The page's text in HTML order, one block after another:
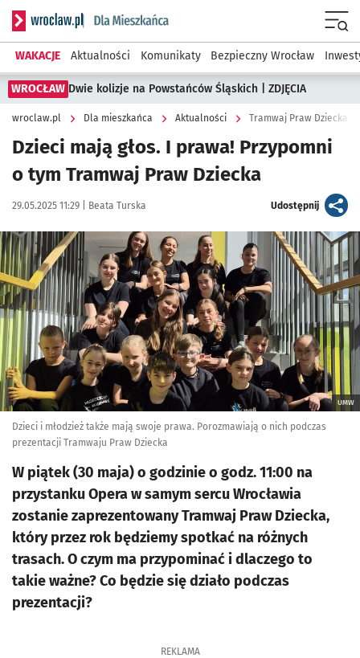
Serwis informacyjny wroclaw.pl podserwis: Dla mieszkańca
WAKACJE Aktualności Komunikaty Bezpieczny Wrocław
WROCŁAW Dwie kolizje na Powstańców Śląskich | ZDJĘCIA
wroclaw.pl Dla mieszkańca Aktualności Tramwaj Praw Dziecka,
Dzieci mają głos. I prawa! Przypomni
o tym Tramwaj Praw Dziecka
Data publikacji:
29.05.2025 11:29 | Autor:
Beata Turska Udostępnijartykuł
Kliknij, aby powiększyć
UMW
Dzieci i młodzież także mają swoje prawa. Porozmawiają o nich podczas
prezentacji Tramwaju Praw Dziecka
W piątek (30 maja) o godzinie o godz. 11:00 na
przystanku Opera w samym sercu Wrocławia
zostanie zaprezentowany Tramwaj Praw Dziecka,
który przez rok będziemy spotkać na różnych
trasach. O czym ma przypominać i dlaczego to
takie ważne? Co będzie się działo podczas
prezentacji?
REKLAMA